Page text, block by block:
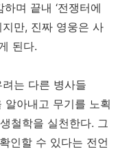
며 끝내 ‘전쟁터에
만, 진짜 영웅은 사
된다.
는 다른 병사들
아내고 무기를 노획
철학을 실천한다. 그
인할 수 있다는 전언